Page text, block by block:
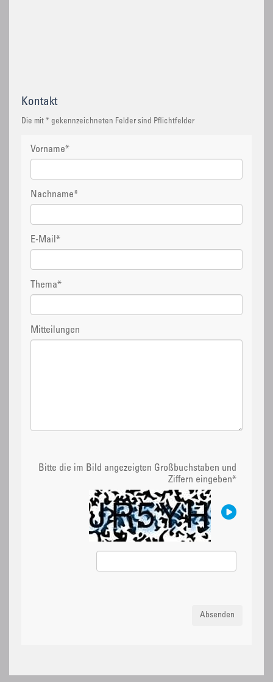
Kontakt
Die mit * gekennzeichneten Felder sind Pflichtfelder
Vorname*
Nachname*
E-Mail *
Thema*
Mitteilungen
Bitte die im Bild angezeigten Großbuchstaben und
Ziffern eingeben*
Absenden